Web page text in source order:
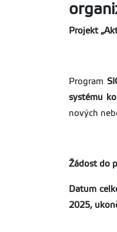
Projekt
Program
systému
nových
Žádost do
Datum
2025,